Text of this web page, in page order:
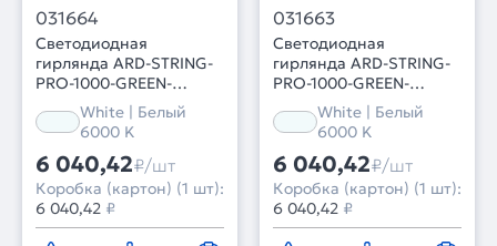
031664
Светодиодная
гирлянда ARD-STRING-
PRO-1000-GREEN-
100LED-MILK-PULSE
White (230V, 7W)
(Ardecoled, IP65, 2 года)
White | Белый
6000 K
6 040,42₽/шт
Коробка (картон) (1 шт):
6 040,42 ₽
031663
Светодиодная
гирлянда ARD-STRING-
PRO-1000-GREEN-
100LED-PULSE White
(230V, 7W) (Ardecoled,
IP65, 2 года)
White | Белый
6000 K
6 040,42₽/шт
Коробка (картон) (1 шт):
6 040,42 ₽